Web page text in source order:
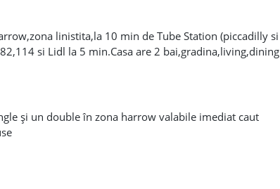
linistita,la 10 min de Tube Station (piccadilly si
si Lidl la 5 min.Casa are 2 bai,gradina,living,dining
este 560£/luna+billuri+o luna depozit. Numar de
și un double în zona harrow valabile imediat caut